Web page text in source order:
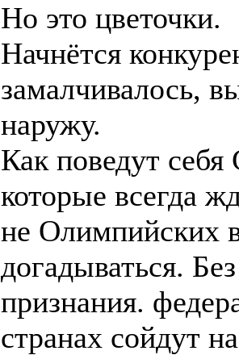
в некоторых
Наибольший урон
стоклетки.
Все знают
тонкий сдохнет?.
этом случае нет
вспомнить
по 100.В самом
шашечном
тренерских